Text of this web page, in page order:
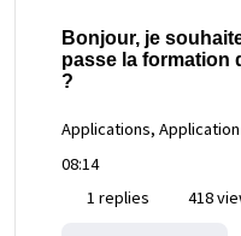
Bonjour, je
passe la formation
?
Applications,
08:14
1 replies
418